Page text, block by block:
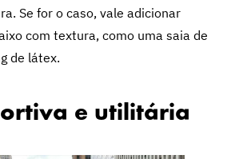
Se for o caso, vale adicionar
com textura, como uma saia de
de látex.
e utilitária